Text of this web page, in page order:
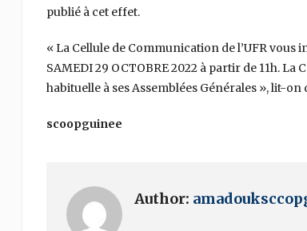
publié à cet effet.
« La Cellule de Communication de l’UFR
SAMEDI 29 OCTOBRE 2022 à partir de 11h.
habituelle à ses Assemblées Générales », lit-
scoopguinee
Author: